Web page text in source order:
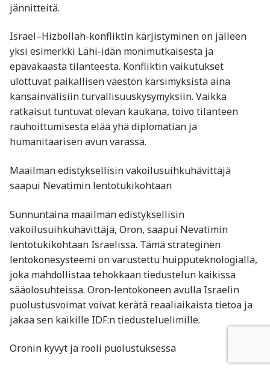
jännitteitä.
Israel–Hizbollah-konfliktin kärjistyminen on jälleen
yksi esimerkki Lähi-idän monimutkaisesta ja
epävakaasta tilanteesta. Konfliktin vaikutukset
ulottuvat paikallisen väestön kärsimyksistä aina
kansainvälisiin turvallisuuskysymyksiin. Vaikka
ratkaisut tuntuvat olevan kaukana, toivo tilanteen
rauhoittumisesta elää yhä diplomatian ja
humanitaarisen avun varassa.
Maailman edistyksellisin vakoilusuihkuhävittäjä
saapui Nevatimin lentotukikohtaan
Sunnuntaina maailman edistyksellisin
vakoilusuihkuhävittäjä, Oron, saapui Nevatimin
lentotukikohtaan Israelissa. Tämä strateginen
lentokonesysteemi on varustettu huipputeknologialla,
joka mahdollistaa tehokkaan tiedustelun kaikissa
sääolosuhteissa. Oron-lentokoneen avulla Israelin
puolustusvoimat voivat kerätä reaaliaikaista tietoa ja
jakaa sen kaikille IDF:n tiedusteluelimille.
Oronin kyvyt ja rooli puolustuksessa